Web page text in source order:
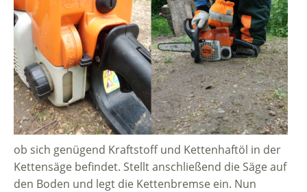
ob sich genügend Kraftstoff und Kettenhaftöl in der
Kettensäge befindet. Stellt anschließend die Säge auf
den Boden und legt die Kettenbremse ein. Nun